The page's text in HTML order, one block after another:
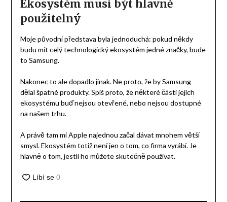
Ekosystém musí být hlavně
použitelný
Moje původní představa byla jednoduchá: pokud někdy
budu mít celý technologický ekosystém jedné značky, bude
to Samsung.
Nakonec to ale dopadlo jinak. Ne proto, že by Samsung
dělal špatné produkty. Spíš proto, že některé části jejich
ekosystému buď nejsou otevřené, nebo nejsou dostupné
na našem trhu.
A právě tam mi Apple najednou začal dávat mnohem větší
smysl. Ekosystém totiž není jen o tom, co firma vyrábí. Je
hlavně o tom, jestli ho můžete skutečně používat.